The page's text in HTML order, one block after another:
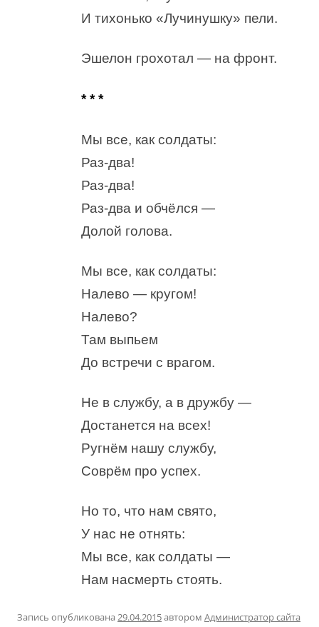
И тихонько «Лучинушку» пели.
Эшелон грохотал — на фронт.
* * *
Мы все, как солдаты:
Раз-два!
Раз-два!
Раз-два и обчёлся —
Долой голова.
Мы все, как солдаты:
Налево — кругом!
Налево?
Там выпьем
До встречи с врагом.
Не в службу, а в дружбу —
Достанется на всех!
Ругнём нашу службу,
Соврём про успех.
Но то, что нам свято,
У нас не отнять:
Мы все, как солдаты —
Нам насмерть стоять.
Запись опубликована 29.04.2015автором Администратор сайта